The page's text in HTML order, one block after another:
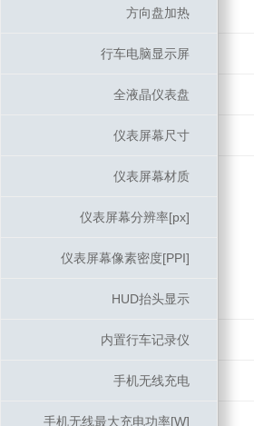
方向盘加热
行车电脑显示屏
全液晶仪表盘
仪表屏幕尺寸
仪表屏幕材质
仪表屏幕分辨率[px]
仪表屏幕像素密度[PPI]
HUD抬头显示
内置行车记录仪
手机无线充电
手机无线最大充电功率[W]
方向盘加热
行车电脑显示屏
全液晶仪表盘
仪表屏幕尺寸
仪表屏幕材质
仪表屏幕分辨率[px]
仪表屏幕像素密度[PPI]
HUD抬头显示
内置行车记录仪
手机无线充电
手机无线最大充电功率[W]